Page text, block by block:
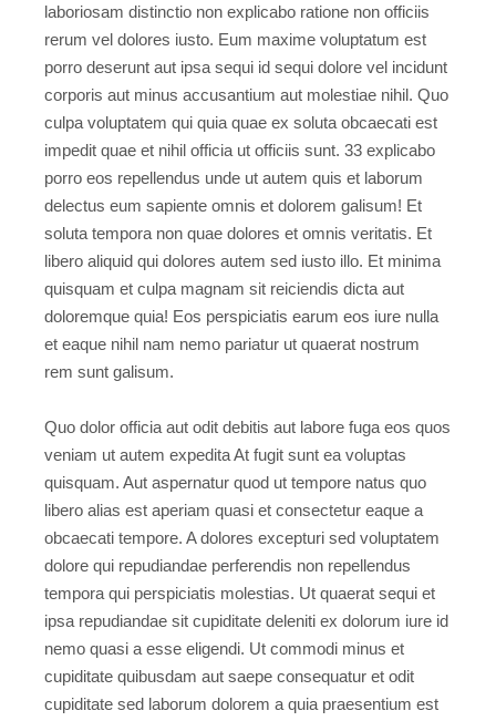
laboriosam distinctio non explicabo ratione non officiis
rerum vel dolores iusto. Eum maxime voluptatum est
porro deserunt aut ipsa sequi id sequi dolore vel incidunt
corporis aut minus accusantium aut molestiae nihil. Quo
culpa voluptatem qui quia quae ex soluta obcaecati est
impedit quae et nihil officia ut officiis sunt. 33 explicabo
porro eos repellendus unde ut autem quis et laborum
delectus eum sapiente omnis et dolorem galisum! Et
soluta tempora non quae dolores et omnis veritatis. Et
libero aliquid qui dolores autem sed iusto illo. Et minima
quisquam et culpa magnam sit reiciendis dicta aut
doloremque quia! Eos perspiciatis earum eos iure nulla
et eaque nihil nam nemo pariatur ut quaerat nostrum
rem sunt galisum.
Quo dolor officia aut odit debitis aut labore fuga eos quos
veniam ut autem expedita At fugit sunt ea voluptas
quisquam. Aut aspernatur quod ut tempore natus quo
libero alias est aperiam quasi et consectetur eaque a
obcaecati tempore. A dolores excepturi sed voluptatem
dolore qui repudiandae perferendis non repellendus
tempora qui perspiciatis molestias. Ut quaerat sequi et
ipsa repudiandae sit cupiditate deleniti ex dolorum iure id
nemo quasi a esse eligendi. Ut commodi minus et
cupiditate quibusdam aut saepe consequatur et odit
cupiditate sed laborum dolorem a quia praesentium est